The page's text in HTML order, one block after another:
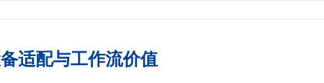
适配与工作流价值